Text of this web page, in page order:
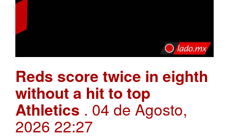
Reds score twice in eighth
without a hit to top
Athletics . 04 de Agosto,
2026 22:27